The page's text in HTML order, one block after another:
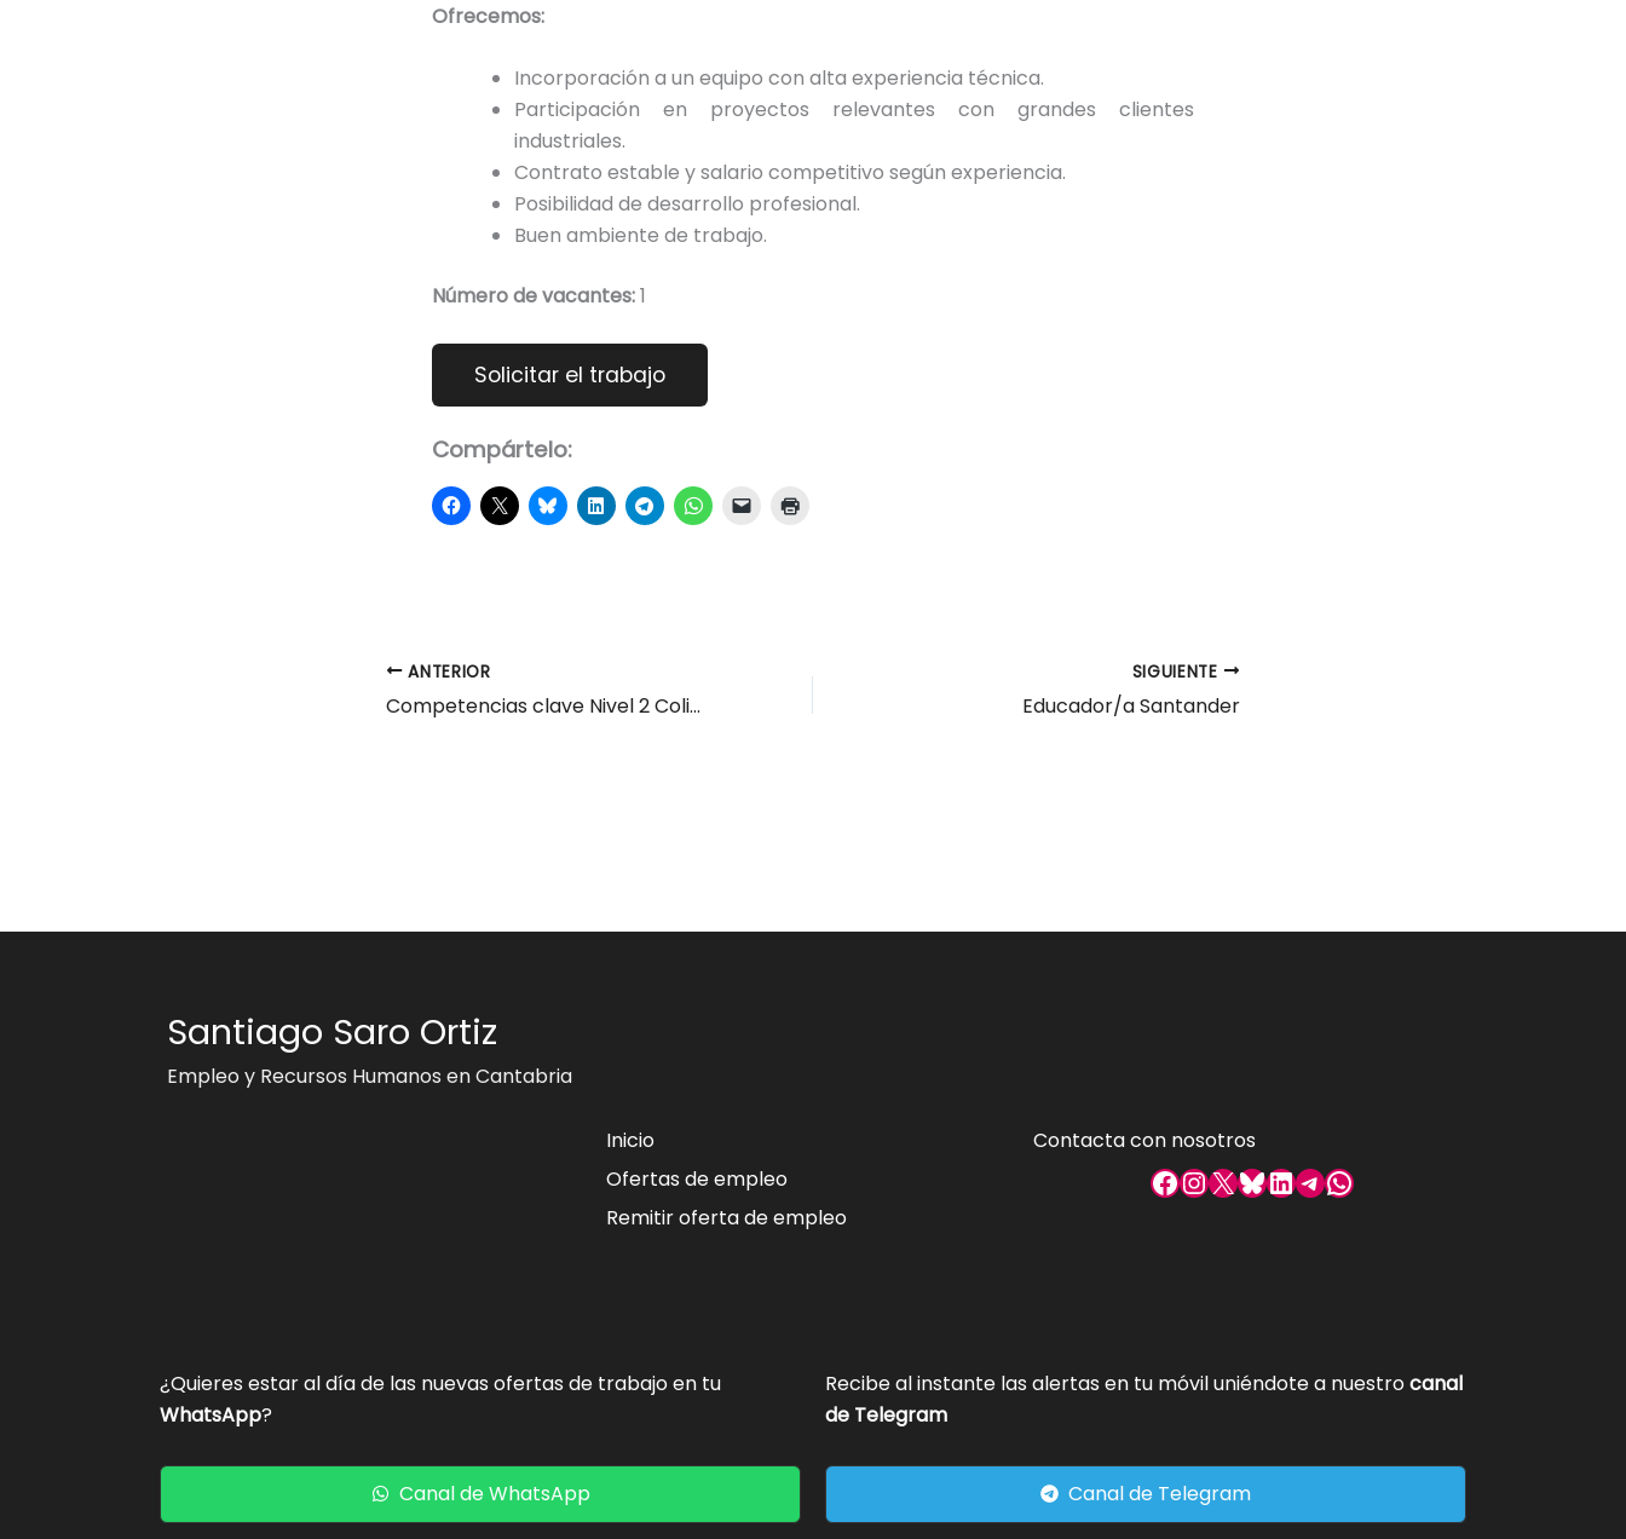
Ofrecemos:
Incorporación a un equipo con alta experiencia técnica.
Participación en proyectos relevantes con grandes clientes
industriales.
Contrato estable y salario competitivo según experiencia.
Posibilidad de desarrollo profesional.
Buen ambiente de trabajo.
Número de vacantes:1
Compártelo:
ANTERIOR
Competencias clave Nivel 2 Colindres
SIGUIENTE
Educador/a Santander
Santiago Saro Ortiz
Empleo y Recursos Humanos en Cantabria
Inicio
Ofertas de empleo
Remitir oferta de empleo
Contacta con nosotros
Facebook
Instagram
X Bluesky
LinkedIn
Telegram
WhatsApp
¿Quieres estar al día de las nuevas ofertas de trabajo en tu
WhatsApp?
Canal de WhatsApp
Recibe al instante las alertas en tu móvil uniéndote a nuestrocanal
de Telegram
Canal de Telegram